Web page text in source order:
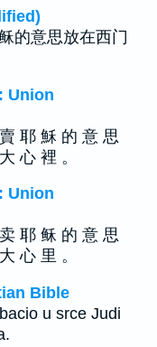
的意思放在西门
Union
耶 穌 的 意 思
心 裡 。
Union
耶 稣 的 意 思
心 里 。
Bible
u srce Judi